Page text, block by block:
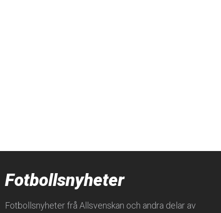
Fotbollsnyheter
Fotbollsnyheter frå Allsvenskan och andra delar av